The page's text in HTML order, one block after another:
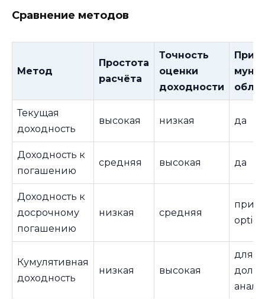
Сравнение методов
Метод
Простота
расчёта
Точность
оценки
доходности
Текущая
доходность
высокая низкая да
Доходность к
погашению
средняя высокая да
Доходность к
досрочному
погашению
низкая средняя
при
Кумулятивная
доходность
низкая высокая
для